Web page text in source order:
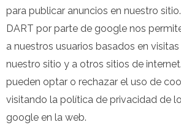
para publicar anuncios en nuestro
DART por parte de google nos
a nuestros usuarios basados en
nuestro sitio y a otros sitios de
pueden optar o rechazar el uso de
visitando la política de privacidad de
google en la web.